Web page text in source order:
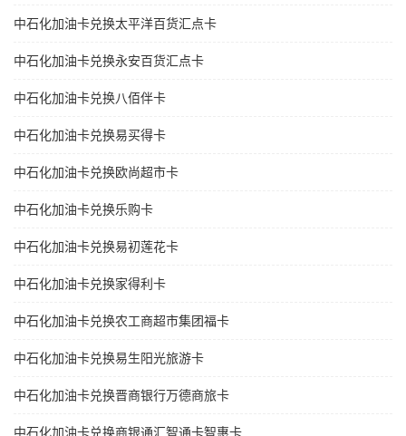
中石化加油卡兑换太平洋百货汇点卡
中石化加油卡兑换永安百货汇点卡
中石化加油卡兑换八佰伴卡
中石化加油卡兑换易买得卡
中石化加油卡兑换欧尚超市卡
中石化加油卡兑换乐购卡
中石化加油卡兑换易初莲花卡
中石化加油卡兑换家得利卡
中石化加油卡兑换农工商超市集团福卡
中石化加油卡兑换易生阳光旅游卡
中石化加油卡兑换晋商银行万德商旅卡
中石化加油卡兑换商银通汇智通卡智惠卡